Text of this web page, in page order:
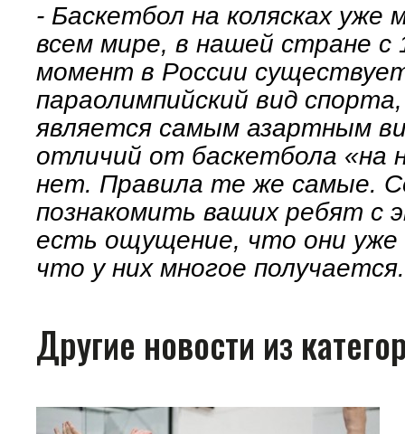
- Баскетбол на колясках уже
всем мире, в нашей стране с
момент в России
параолимпийский вид
является самым азартным
отличий от баскетбола «на
нет. Правила те же самые.
познакомить ваших ребят с
есть ощущение, что они уже
что у них многое
Другие новости из